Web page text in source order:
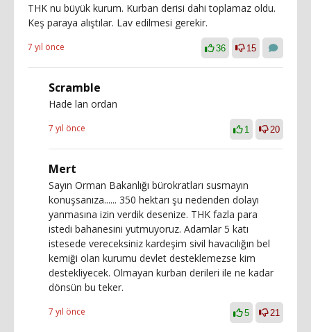
THK nu büyük kurum. Kurban derisi dahi toplamaz oldu.
Keş paraya alıştılar. Lav edilmesi gerekir.
7 yıl önce 36 15
Scramble
Hade lan ordan
7 yıl önce 1 20
Mert
Sayın Orman Bakanlığı bürokratları susmayın
konuşsanıza...... 350 hektarı şu nedenden dolayı
yanmasına izin verdik desenize. THK fazla para
istedi bahanesini yutmuyoruz. Adamlar 5 katı
istesede vereceksiniz kardeşim sivil havacılığın bel
kemiği olan kurumu devlet desteklemezse kim
destekliyecek. Olmayan kurban derileri ile ne kadar
dönsün bu teker.
7 yıl önce 5 21